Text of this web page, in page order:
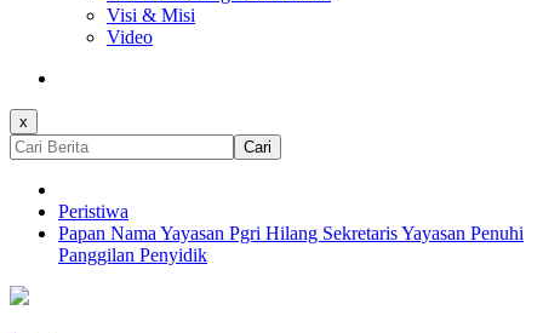
Visi & Misi
Video
x
Cari
Peristiwa
Papan Nama Yayasan Pgri Hilang Sekretaris Yayasan Penuhi
Panggilan Penyidik